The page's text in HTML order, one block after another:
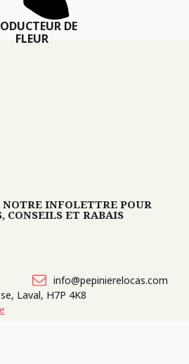
DE
FLEUR
INFOLETTRE POUR
CONSEILS ET RABAIS
info@pepinierelocas.com
Laval, H7P 4K8